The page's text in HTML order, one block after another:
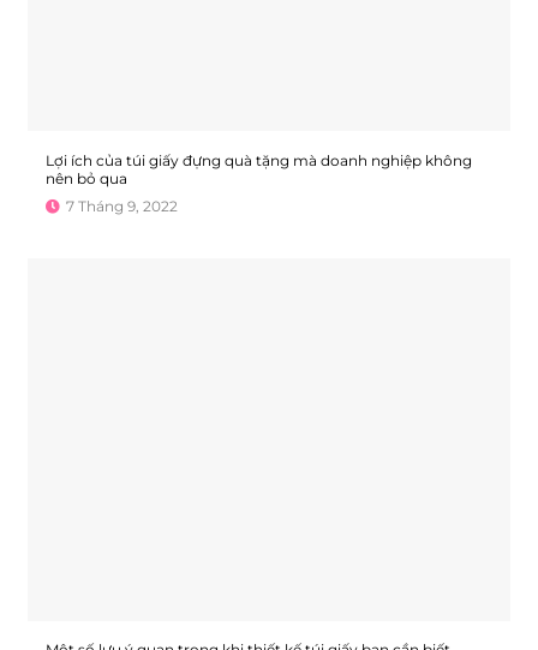
Lợi ích của túi giấy đựng quà tặng mà doanh nghiệp không
nên bỏ qua
7 Tháng 9, 2022